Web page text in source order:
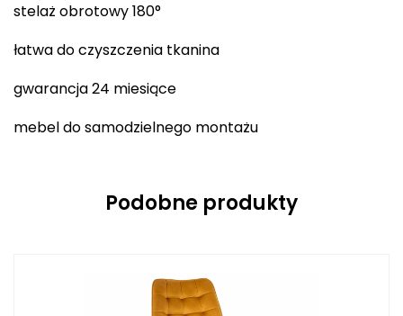
stelaż obrotowy 180°
łatwa do czyszczenia tkanina
gwarancja 24 miesiące
mebel do samodzielnego montażu
Podobne produkty